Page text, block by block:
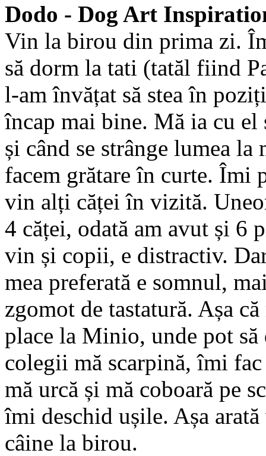
Dodo - Dog Art
Vin la birou din prima zi.
să dorm la tati (tatăl fiind
l-am învățat să stea în
încap mai bine. Mă ia cu el
și când se strânge lumea la
facem grătare în curte. Îmi
vin alți căței în vizită.
4 căței, odată am avut și 6
vin și copii, e distractiv.
mea preferată e somnul,
zgomot de tastatură. Așa
place la Minio, unde pot să
colegii mă scarpină, îmi fac
mă urcă și mă coboară pe
îmi deschid ușile. Așa arată
câine la birou.